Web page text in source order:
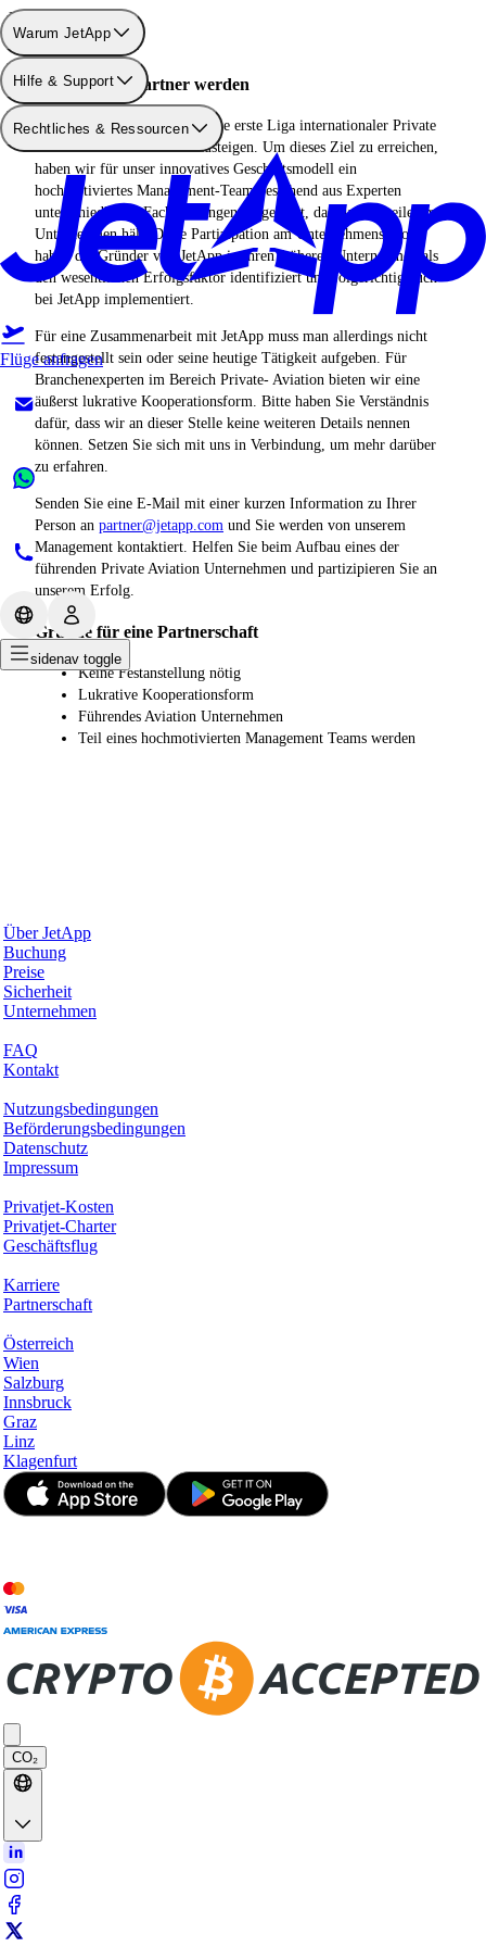
Warum JetApp
Hilfe & Support
Rechtliches & Ressourcen
Flüge anfragen
sidenav toggle
Partnerschaft
Jetzt JetApp Partner werden
JetApp ist angetreten, um in die erste Liga internationaler Private
Aviation Unternehmen aufzusteigen. Um dieses Ziel zu erreichen,
haben wir für unser innovatives Geschäftsmodell ein
hochmotiviertes Management-Team bestehend aus Experten
unterschiedlicher Fachrichtungen aufgestellt, das auch Anteile am
Unternehmen hält. Diese Partizipation am Unternehmenserfolg
haben die Gründer von JetApp in ihren früheren Unternehmen als
den wesentlichen Erfolgsfaktor identifiziert und folgerichtig auch
bei JetApp implementiert.
Für eine Zusammenarbeit mit JetApp muss man allerdings nicht
festangestellt sein oder seine heutige Tätigkeit aufgeben. Für
Branchenexperten im Bereich Private- Aviation bieten wir eine
äußerst lukrative Kooperationsform. Bitte haben Sie Verständnis
dafür, dass wir an dieser Stelle keine weiteren Details nennen
können. Setzen Sie sich mit uns in Verbindung, um mehr darüber
zu erfahren.
Senden Sie eine E-Mail mit einer kurzen Information zu Ihrer
Person an partner@jetapp.com und Sie werden von unserem
Management kontaktiert. Helfen Sie beim Aufbau eines der
führenden Private Aviation Unternehmen und partizipieren Sie an
unserem Erfolg.
Gründe für eine Partnerschaft
Keine Festanstellung nötig
Lukrative Kooperationsform
Führendes Aviation Unternehmen
Teil eines hochmotivierten Management Teams werden
Über JetApp
Buchung
Preise
Sicherheit
Unternehmen
FAQ
Kontakt
Nutzungsbedingungen
Beförderungsbedingungen
Datenschutz
Impressum
Privatjet-Kosten
Privatjet-Charter
Geschäftsflug
Karriere
Partnerschaft
Österreich
Wien
Salzburg
Innsbruck
Graz
Linz
Klagenfurt
CO₂